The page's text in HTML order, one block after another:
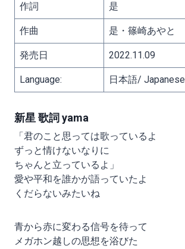
作詞 是
作曲 是・篠崎あやと
発売日 2022.11.09
Language: 日本語/ Japanese
新星 歌詞 yama
「君のこと思っては歌っているよ
ずっと情けないなりに
ちゃんと立っているよ」
愛や平和を誰かが語っていたよ
くだらないみたいね
青から赤に変わる信号を待って
メガホン越しの思想を浴びた